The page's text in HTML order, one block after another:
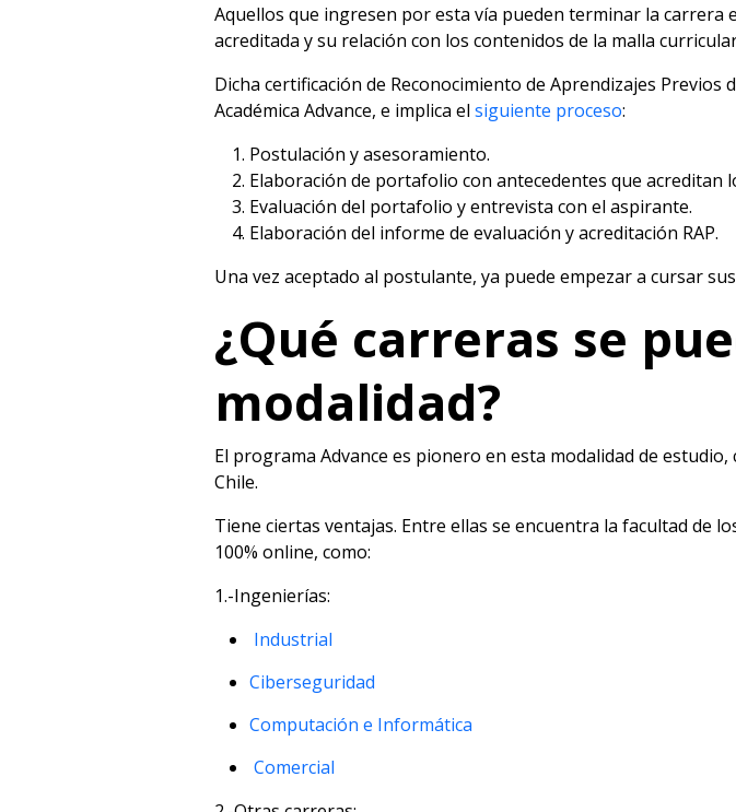
Aquellos que ingresen por esta vía pueden terminar la carrera
acreditada y su relación con los contenidos de la malla
Dicha certificación de Reconocimiento de Aprendizajes
Académica Advance, e implica el siguiente proceso:
Postulación y asesoramiento.
Elaboración de portafolio con antecedentes que
Evaluación del portafolio y entrevista con el aspirante.
Elaboración del informe de evaluación y acreditación RAP.
Una vez aceptado al postulante, ya puede empezar a cursar
¿Qué carreras se
modalidad?
El programa Advance es pionero en esta modalidad de
Chile.
Tiene ciertas ventajas. Entre ellas se encuentra la facultad de
100% online, como:
1.-Ingenierías:
Industrial
Ciberseguridad
Computación e Informática
Comercial